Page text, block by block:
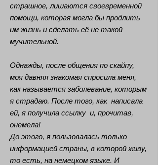
страшное, лишаются своевременной
помощи, которая могла бы продлить
им жизнь и сделать её не такой
мучительной.
Однажды, после общения по скайпу,
моя давняя знакомая спросила меня,
как называется заболевание, которым
я страдаю. После того, как написала
ей, я получила ссылку и, прочитав,
онемела!
До этого, я пользовалась только
информацией страны, в которой живу,
то есть, на немецком языке. И